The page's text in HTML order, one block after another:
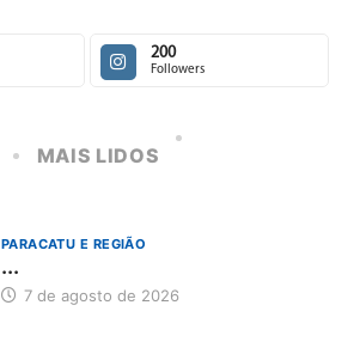
200
Followers
MAIS LIDOS
PARACATU E REGIÃO
...
7 de agosto de 2026